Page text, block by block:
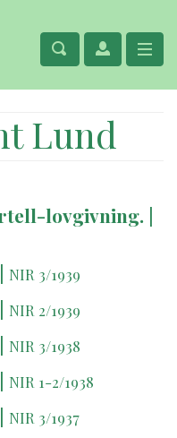
Lund
lovgivning. |
| NIR 3/1939
| NIR 2/1939
| NIR 3/1938
| NIR 1-2/1938
| NIR 3/1937